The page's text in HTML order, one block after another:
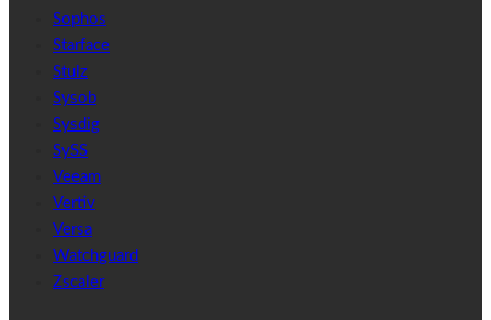
Sophos
Starface
Stulz
Sysob
Sysdig
SySS
Veeam
Vertiv
Versa
Watchguard
Zscaler